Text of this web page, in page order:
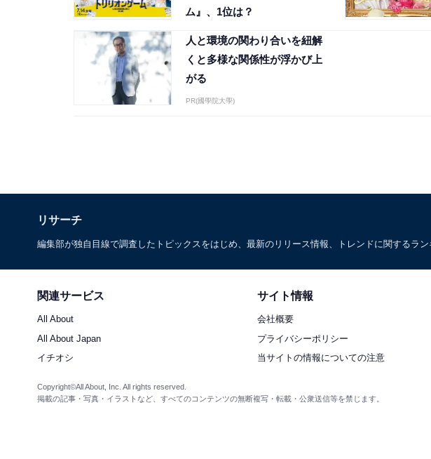
ム』、1位は？
人と環境の関わり合いを紐解
くと多様な関係性が浮かび上
がる
PR(國學院大學)
リサーチ
編集部が独自目線で調査したトピックスをはじめ、最新のリリース情報、トレンドに関するラ
関連サービス
All About
All About Japan
イチオシ
サイト情報
会社概要
プライバシーポリシー
当サイトの情報についての注意
Copyright©All About, Inc. All rights reserved.
掲載の記事・写真・イラストなど、すべてのコンテンツの無断複写・転載・公衆送信等を禁じます。